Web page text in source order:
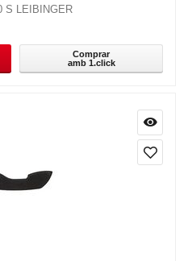
S LEIBINGER
Comprar
amb 1.click